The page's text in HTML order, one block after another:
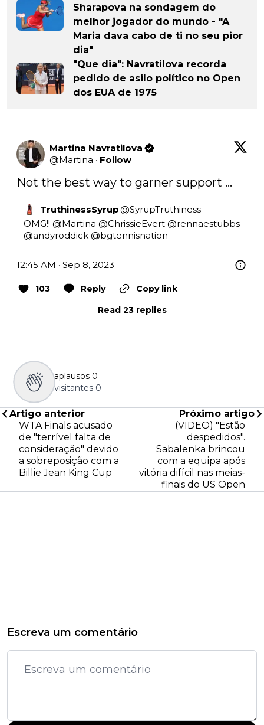
Sharapova na sondagem do
melhor jogador do mundo - "A
Maria dava cabo de ti no seu pior
dia"
"Que dia": Navratilova recorda
pedido de asilo político no Open
dos EUA de 1975
Martina Navratilova
@Martina · Follow
Not the best way to garner support …
TruthinessSyrup @SyrupTruthiness
OMG!! @Martina @ChrissieEvert @rennaestubbs
@andyroddick @bgtennisnation
12:45 AM · Sep 8, 2023
103 Reply
Copy link
Read 23 replies
aplausos 0
visitantes 0
Artigo anterior
WTA Finals acusado
de "terrível falta de
consideração" devido
a sobreposição com a
Billie Jean King Cup
Próximo artigo
(VIDEO) "Estão
despedidos".
Sabalenka brincou
com a equipa após
vitória difícil nas meias-
finais do US Open
Escreva um comentário